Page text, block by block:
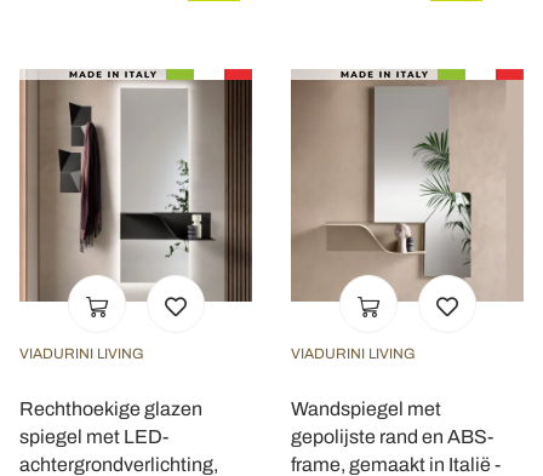
VIADURINI LIVING
Rechthoekige glazen
spiegel met LED-
achtergrondverlichting,
VIADURINI LIVING
Wandspiegel met
gepolijste rand en ABS-
frame, gemaakt in Italië -